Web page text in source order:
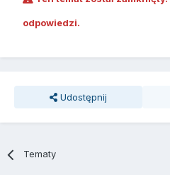
odpowiedzi.
Udostępnij
Tematy